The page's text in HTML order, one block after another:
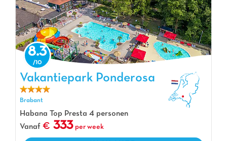
Vakantiepark Ponderosa, Vakantiepark Brabant
8.3
Vakantiepark Ponderosa
Brabant
Habana Top Presta 4 personen
Vanaf
333 per week